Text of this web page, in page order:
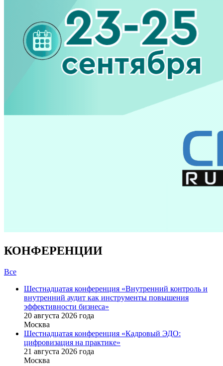
КОНФЕРЕНЦИИ
Все
Шестнадцатая конференция «Внутренний контроль и
внутренний аудит как инструменты повышения
эффективности бизнеса»
20 августа 2026 года
Москва
Шестнадцатая конференция «Кадровый ЭДО:
цифровизация на практике»
21 августа 2026 года
Москва